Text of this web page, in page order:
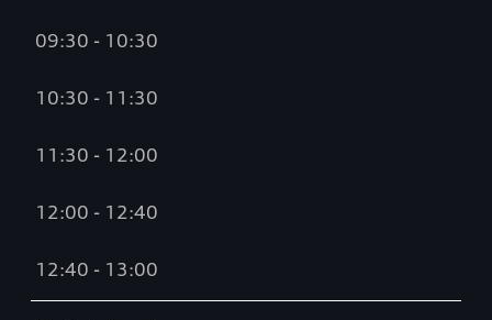
09:30 - 10:30
10:30 - 11:30
11:30 - 12:00
12:00 - 12:40
12:40 - 13:00